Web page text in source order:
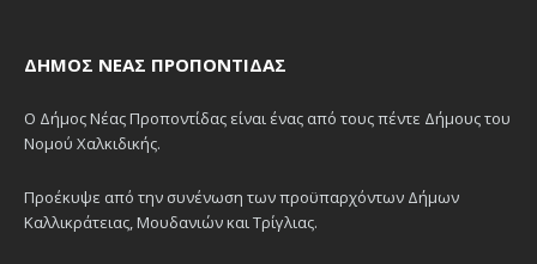
ΔΉΜΟΣ ΝΈΑΣ ΠΡΟΠΟΝΤΊΔΑΣ
Ο Δήμος Νέας Προποντίδας είναι ένας από τους πέντε Δήμους του
Νομού Χαλκιδικής.
Προέκυψε από την συνένωση των προϋπαρχόντων Δήμων
Καλλικράτειας, Μουδανιών και Τρίγλιας.